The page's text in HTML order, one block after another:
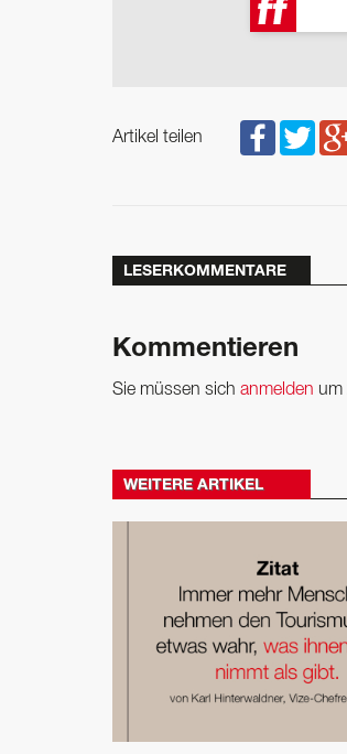
Artikel teilen
LESERKOMMENTARE
Kommentieren
Sie müssen sich anmelden um
WEITERE ARTIKEL